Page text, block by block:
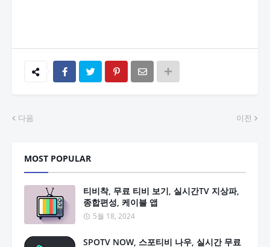
다음 이전
MOST POPULAR
티비착, 무료 티비 보기, 실시간TV 지상파,
종합편성, 케이블 앱
5월 18, 2024
SPOTV NOW, 스포티비 나우, 실시간 무료